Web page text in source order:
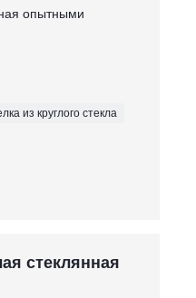
опытными
из круглого стекла
стеклянная